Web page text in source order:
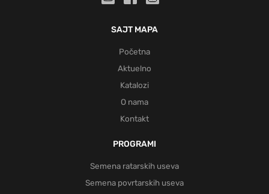
SAJT MAPA
Početna
Aktuelno
Katalozi
O nama
Kontakt
PROGRAMI
Semena ratarskih useva
Semena povrtarskih useva